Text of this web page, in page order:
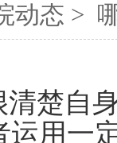
动态 >
楚自
用一